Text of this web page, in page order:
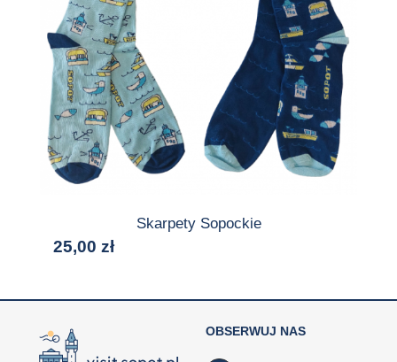
Skarpety Sopockie
25,00 zł
OBSERWUJ NAS